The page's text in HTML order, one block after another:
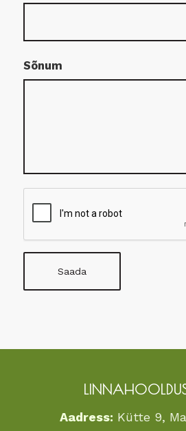
Sõnum
Aadress: Kütte 9,